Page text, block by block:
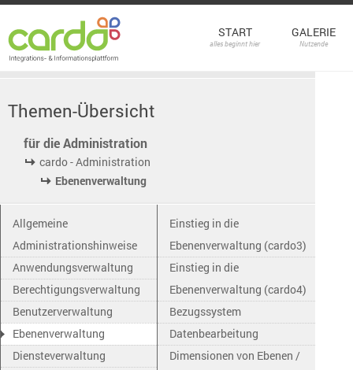
START
alles beginnt hier
GALERIE
Nutzende
Themen-Übersicht
für die Administration
cardo - Administration
Ebenenverwaltung
Allgemeine
Administrationshinweise
Anwendungsverwaltung
Berechtigungsverwaltung
Benutzerverwaltung
Ebenenverwaltung
Diensteverwaltung
Einstieg in die
Ebenenverwaltung (cardo3)
Einstieg in die
Ebenenverwaltung (cardo4)
Bezugssystem
Datenbearbeitung
Dimensionen von Ebenen /